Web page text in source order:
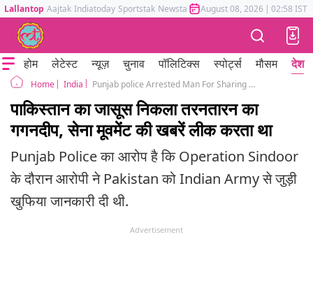
Lallantop Aajtak Indiatoday Sportstak Newstak Mumbai Tak Astrotak
August 08, 2026 | 02:58 IST
होम लेटेस्ट न्यूज़ चुनाव पॉलिटिक्स स्पोर्ट्स मौसम देश
Home India Punjab police Arrested Man For Sharing Army Details During Operation Sindoor With Pakistan
पाकिस्तान का जासूस निकला तरनतारन का
गगनदीप, सेना मूवमेंट की खबरें लीक करता था
Punjab Police का आरोप है कि Operation Sindoor
के दौरान आरोपी ने Pakistan को Indian Army से जुड़ी
खुफिया जानकारी दी थी.
Advertisement